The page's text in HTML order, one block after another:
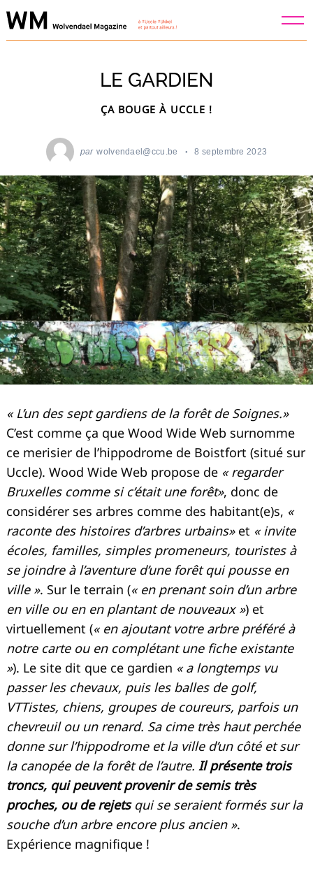
Skip
to
LE GARDIEN
ÇA BOUGE À UCCLE !
par wolvendael@ccu.be 8 septembre 2023
« L’un des sept gardiens de la forêt de Soignes.»
C’est comme ça que Wood Wide Web surnomme
ce merisier de l’hippodrome de Boistfort (situé sur
Uccle). Wood Wide Web propose de « regarder
Bruxelles comme si c’était une forêt», donc de
considérer ses arbres comme des habitant(e)s, «
raconte des histoires d’arbres urbains»et « invite
écoles, familles, simples promeneurs, touristes à
se joindre à l’aventure d’une forêt qui pousse en
ville ». Sur le terrain (« en prenant soin d’un arbre
en ville ou en en plantant de nouveaux ») et
virtuellement (« en ajoutant votre arbre préféré à
notre carte ou en complétant une fiche existante
»). Le site dit que ce gardien « a longtemps vu
passer les chevaux, puis les balles de golf,
VTTistes, chiens, groupes de coureurs, parfois un
chevreuil ou un renard. Sa cime très haut perchée
donne sur l’hippodrome et la ville d’un côté et sur
la canopée de la forêt de l’autre. Il présente trois
troncs, qui peuvent provenir de semis très
proches, ou de rejets qui se seraient formés sur la
souche d’un arbre encore plus ancien ».
Expérience magnifique !